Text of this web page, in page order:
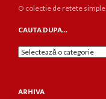
O colectie de retete
CAUTA DUPA…
Cauta
ARHIVA